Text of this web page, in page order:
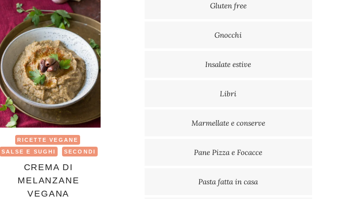
RICETTE VEGANE
SALSE E SUGHI
SECONDI
CREMA DI
MELANZANE
VEGANA
Gluten free
Gnocchi
Insalate estive
Libri
Marmellate e conserve
Pane Pizza e Focacce
Pasta fatta in casa